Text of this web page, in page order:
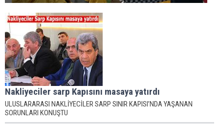
Nakliyeciler sarp Kapısını masaya yatırdı
ULUSLARARASI NAKLİYECİLER SARP SINIR KAPISI’NDA YAŞANAN
SORUNLARI KONUŞTU